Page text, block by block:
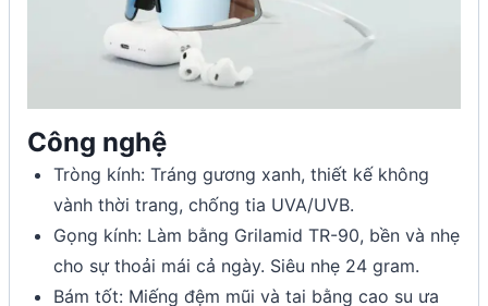
Công nghệ
Tròng kính: Tráng gương xanh, thiết kế không
vành thời trang, chống tia UVA/UVB.
Gọng kính: Làm bằng Grilamid TR-90, bền và nhẹ
cho sự thoải mái cả ngày. Siêu nhẹ 24 gram.
Bám tốt: Miếng đệm mũi và tai bằng cao su ưa